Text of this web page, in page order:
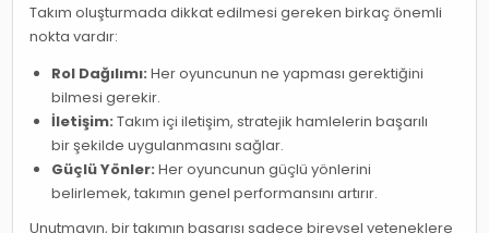
Takım oluşturmada dikkat edilmesi gereken birkaç önemli
nokta vardır:
Rol Dağılımı: Her oyuncunun ne yapması gerektiğini
bilmesi gerekir.
İletişim: Takım içi iletişim, stratejik hamlelerin başarılı
bir şekilde uygulanmasını sağlar.
Güçlü Yönler: Her oyuncunun güçlü yönlerini
belirlemek, takımın genel performansını artırır.
Unutmayın, bir takımın başarısı sadece bireysel yeteneklere